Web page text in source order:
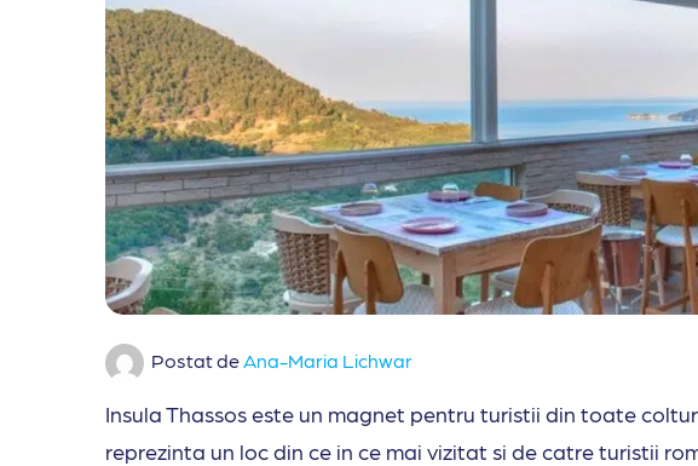
Postat deAna-Maria Lichwar
Insula Thassos este un magnet pentru turistii din toate
reprezinta un loc din ce in ce mai vizitat si de catre turistii